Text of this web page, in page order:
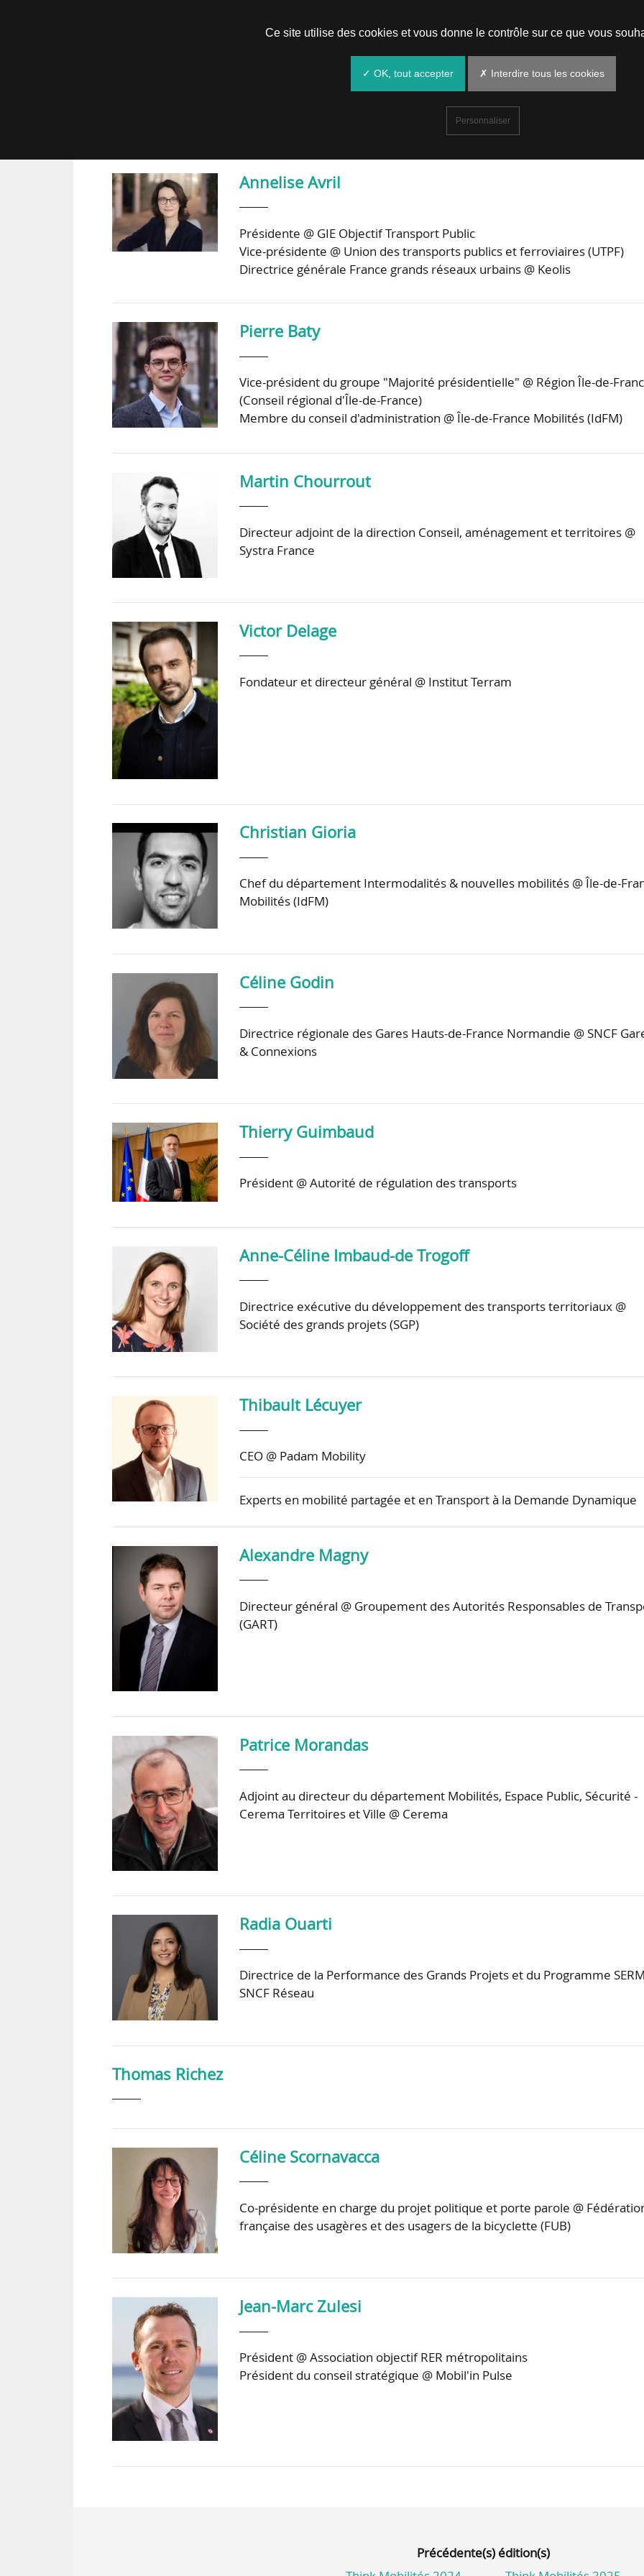
Annelise Avril
Présidente @ GIE Objectif Transport Public
Vice-présidente @ Union des transports publics et ferroviaires (UTPF)
Directrice générale France grands réseaux urbains @ Keolis
Pierre Baty
Vice-président du groupe "Majorité présidentielle" @ Région Île-de-
(Conseil régional d'Île-de-France)
Membre du conseil d'administration @ Île-de-France Mobilités (IdFM)
Martin Chourrout
Directeur adjoint de la direction Conseil, aménagement et territoires @
Systra France
Victor Delage
Fondateur et directeur général @ Institut Terram
Christian Gioria
Chef du département Intermodalités & nouvelles mobilités @ Île-de-
Mobilités (IdFM)
Céline Godin
Directrice régionale des Gares Hauts-de-France Normandie @ SNCF
& Connexions
Thierry Guimbaud
Président @ Autorité de régulation des transports
Anne-Céline Imbaud-de Trogoff
Directrice exécutive du développement des transports territoriaux @
Société des grands projets (SGP)
Thibault Lécuyer
CEO @ Padam Mobility
Experts en mobilité partagée et en Transport à la Demande Dynamique
Alexandre Magny
Directeur général @ Groupement des Autorités Responsables de
(GART)
Patrice Morandas
Adjoint au directeur du département Mobilités, Espace Public, Sécurité -
Cerema Territoires et Ville @ Cerema
Radia Ouarti
Directrice de la Performance des Grands Projets et du Programme
SNCF Réseau
Thomas Richez
Céline Scornavacca
Co-présidente en charge du projet politique et porte parole @
française des usagères et des usagers de la bicyclette (FUB)
Jean-Marc Zulesi
Président @ Association objectif RER métropolitains
Président du conseil stratégique @ Mobil'in Pulse
Précédente(s) édition(s)
Ce site utilise des cookies et vous donne le contrôle sur ce que vous
✓ OK, tout accepter ✗ Interdire tous les cookies
Personnaliser